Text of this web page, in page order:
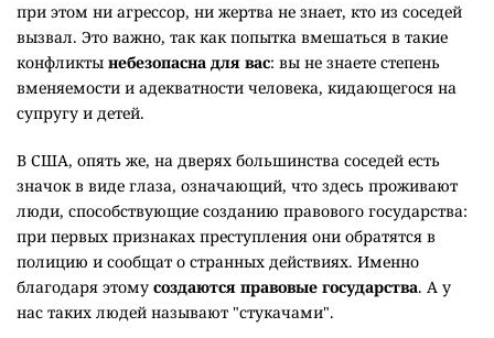
при этом ни агрессор, ни жертва не знает, кто из соседей
вызвал. Это важно, так как попытка вмешаться в такие
конфликты небезопасна для вас: вы не знаете степень
вменяемости и адекватности человека, кидающегося на
супругу и детей.
В США, опять же, на дверях большинства соседей есть
значок в виде глаза, означающий, что здесь проживают
люди, способствующие созданию правового государства:
при первых признаках преступления они обратятся в
полицию и сообщат о странных действиях. Именно
благодаря этому создаются правовые государства. А у
нас таких людей называют "стукачами".